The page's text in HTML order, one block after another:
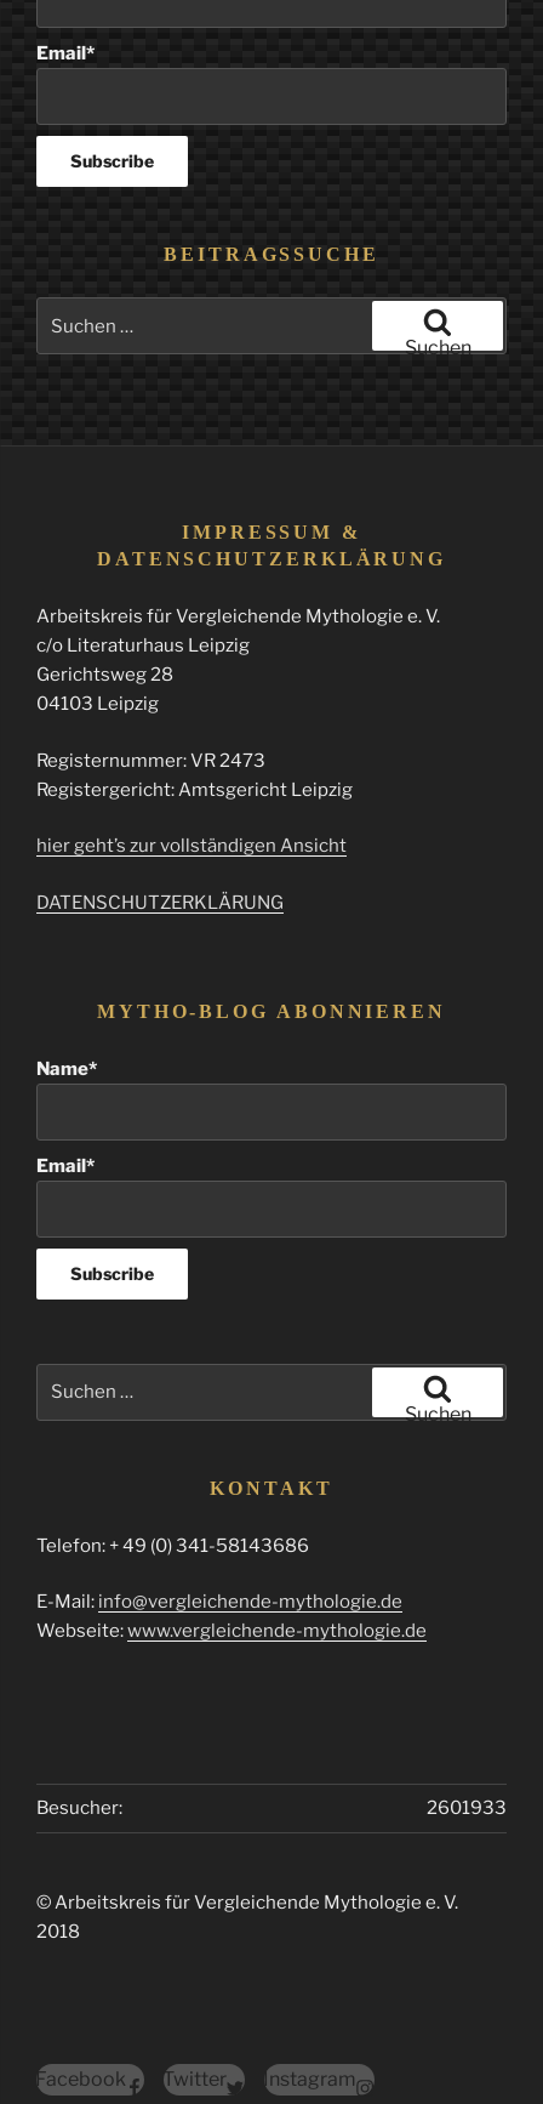
Email*
BEITRAGSSUCHE
nach:
Suchen
IMPRESSUM &
DATENSCHUTZERKLÄRUNG
Arbeitskreis für Vergleichende Mythologie e. V.
c/o Literaturhaus Leipzig
Gerichtsweg 28
04103 Leipzig
Registernummer: VR 2473
Registergericht: Amtsgericht Leipzig
hier geht’s zur vollständigen Ansicht
DATENSCHUTZERKLÄRUNG
MYTHO-BLOG ABONNIEREN
Name*
Email*
Suchen
KONTAKT
Telefon: + 49 (0) 341-58143686
E-Mail: info@vergleichende-mythologie.de
Webseite:www.vergleichende-mythologie.de
2601933
Besucher:
© Arbeitskreis für Vergleichende Mythologie e. V.
2018
Facebook Twitter Instagram